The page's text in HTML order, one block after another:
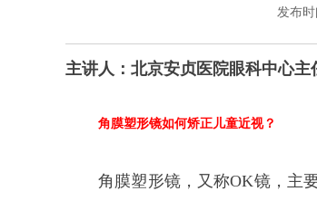
发布
主讲人：北京安贞医院眼科中心主
角膜塑形镜如何矫正儿童近视？
角膜塑形镜，又称OK镜，主